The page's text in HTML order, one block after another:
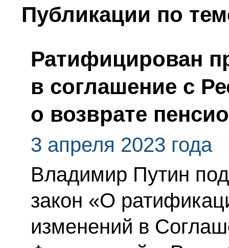
Публикации по
Ратифицирован
в соглашение с
о возврате
3 апреля 2023 года
Владимир Путин
закон «О
изменений в